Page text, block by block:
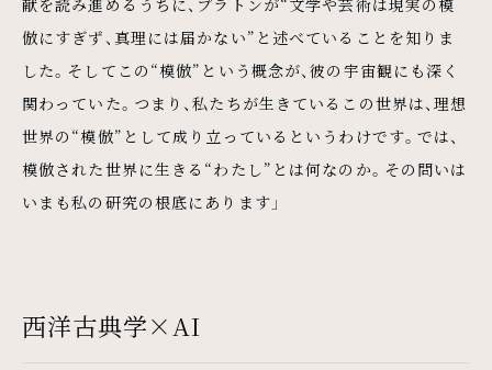
倣にすぎず、真理には届かない”と述べていることを知りま
した。そしてこの“模倣”という概念が、彼の宇宙観にも深く
関わっていた。つまり、私たちが生きているこの世界は、理想
世界の“模倣”として成り立っているというわけです。では、
模倣された世界に生きる“わたし”とは何なのか。その問いは
いまも私の研究の根底にあります」
西洋古典学×AI